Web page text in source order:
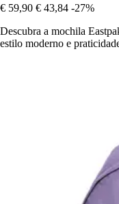
€ 59,90 € 43,84 -27%
Descubra a mochila
estilo moderno e